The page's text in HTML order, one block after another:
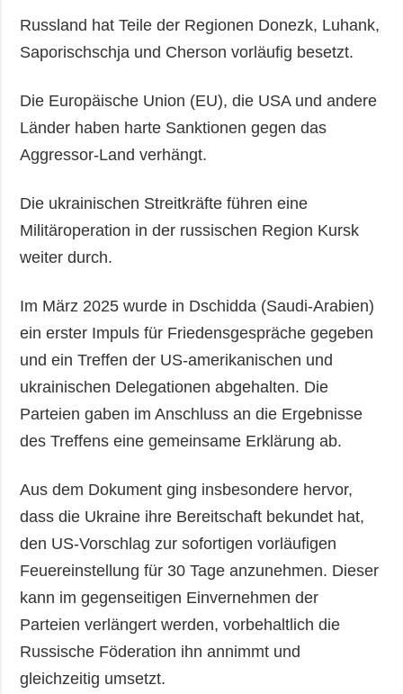
Russland hat Teile der Regionen Donezk, Luhank,
Saporischschja und Cherson vorläufig besetzt.
Die Europäische Union (EU), die USA und andere
Länder haben harte Sanktionen gegen das
Aggressor-Land verhängt.
Die ukrainischen Streitkräfte führen eine
Militäroperation in der russischen Region Kursk
weiter durch.
Im März 2025 wurde in Dschidda (Saudi-Arabien)
ein erster Impuls für Friedensgespräche gegeben
und ein Treffen der US-amerikanischen und
ukrainischen Delegationen abgehalten. Die
Parteien gaben im Anschluss an die Ergebnisse
des Treffens eine gemeinsame Erklärung ab.
Aus dem Dokument ging insbesondere hervor,
dass die Ukraine ihre Bereitschaft bekundet hat,
den US-Vorschlag zur sofortigen vorläufigen
Feuereinstellung für 30 Tage anzunehmen. Dieser
kann im gegenseitigen Einvernehmen der
Parteien verlängert werden, vorbehaltlich die
Russische Föderation ihn annimmt und
gleichzeitig umsetzt.